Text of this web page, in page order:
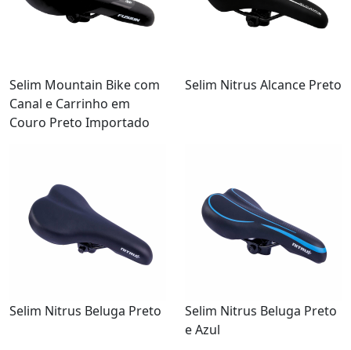
Selim Mountain Bike com
Canal e Carrinho em
Couro Preto Importado
Selim Nitrus Alcance Preto
Selim Nitrus Beluga Preto
Selim Nitrus Beluga Preto
e Azul